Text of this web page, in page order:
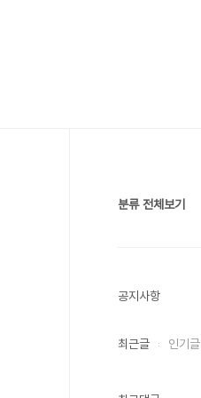
분류 전체보기
공지사항
최근글 인기글